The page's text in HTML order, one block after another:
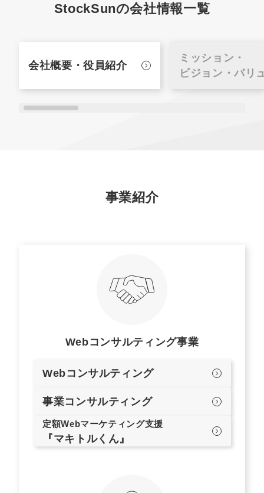
StockSunの会社情報一覧
会社概要・役員紹介
ミッション・
ビジョン・バリ
事業紹介
Webコンサルティング事業
Webコンサルティング
事業コンサルティング
定額Webマーケティング支援
『マキトルくん』